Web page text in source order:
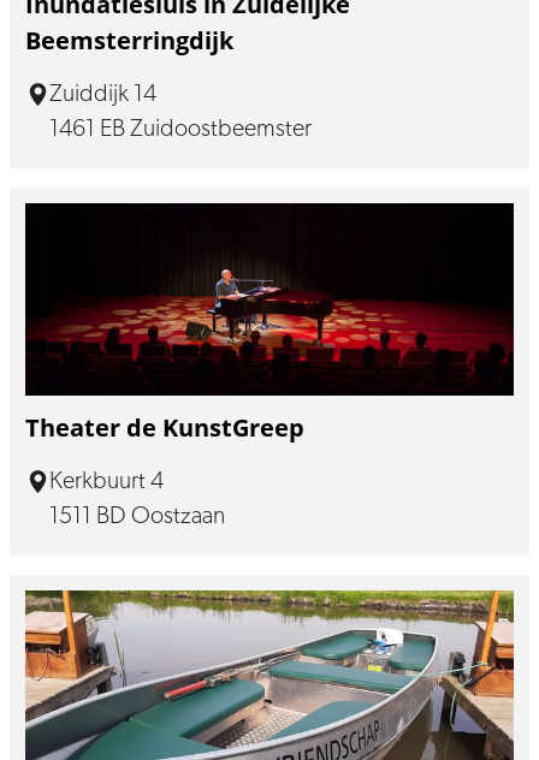
Beemsterringdijk
Zuiddijk 14
1461 EB Zuidoostbeemster
Theater de KunstGreep
Kerkbuurt 4
1511 BD Oostzaan